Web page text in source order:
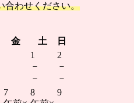
合わせください。
金 土
日
1
－
－
2
－
－
7
8
9